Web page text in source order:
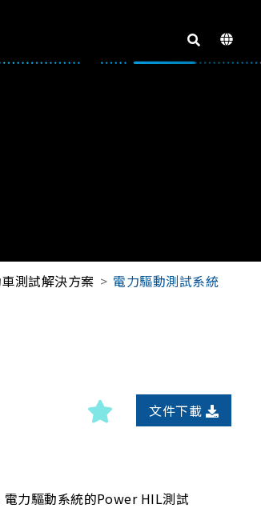
測試解決方案 電力驅動測試系統
文件下載
力驅動系統的Power HIL測試